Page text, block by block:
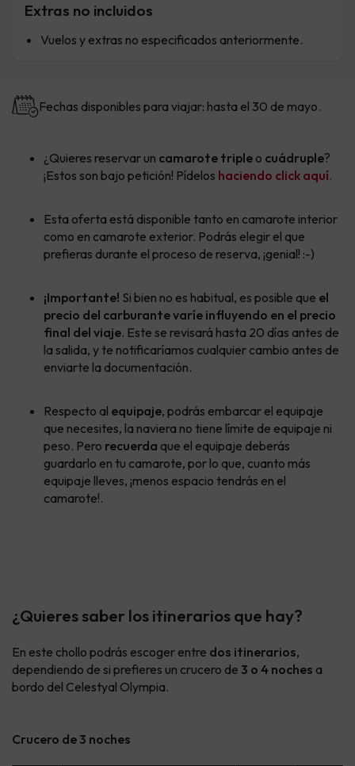
Extras no incluidos
Vuelos y extras no especificados anteriormente.
Fechas disponibles para viajar: hasta el 30 de mayo.
¿Quieres reservar un camarote triple o cuádruple?
¡Estos son bajo petición! Pídelos haciendo click aquí.
Esta oferta está disponible tanto en camarote interior
como en camarote exterior. Podrás elegir el que
prefieras durante el proceso de reserva, ¡genial! :-)
¡Importante! Si bien no es habitual, es posible que el
precio del carburante varíe influyendo en el precio
final del viaje. Este se revisará hasta 20 días antes de
la salida, y te notificaríamos cualquier cambio antes de
enviarte la documentación.
Respecto al equipaje, podrás embarcar el equipaje
que necesites, la naviera no tiene límite de equipaje ni
peso. Pero recuerda que el equipaje deberás
guardarlo en tu camarote, por lo que, cuanto más
equipaje lleves, ¡menos espacio tendrás en el
camarote!.
¿Quieres saber los itinerarios que hay?
En este chollo podrás escoger entre dos itinerarios,
dependiendo de si prefieres un crucero de 3 o 4 noches a
bordo del Celestyal Olympia.
Crucero de 3 noches